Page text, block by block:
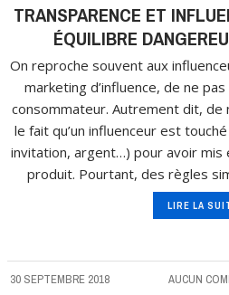
TRANSPARENCE ET
ÉQUILIBRE
On reproche souvent aux
marketing d’influence, de ne
consommateur. Autrement dit,
le fait qu’un influenceur est
invitation, argent…) pour avoir mis
produit. Pourtant, des règles
LIRE LA
30 SEPTEMBRE 2018 AUCUN